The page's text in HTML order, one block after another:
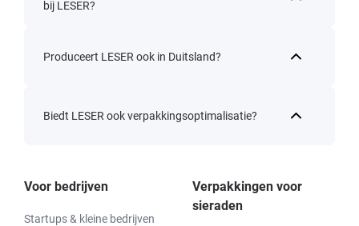
bij LESER?
Produceert LESER ook in Duitsland?
Biedt LESER ook verpakkingsoptimalisatie?
Voor bedrijven
Startups & kleine bedrijven
Verpakkingen voor
sieraden